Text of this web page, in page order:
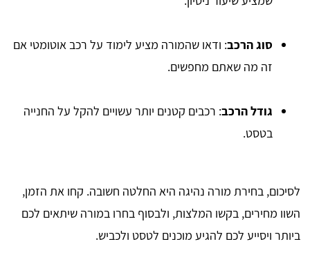
סוג הרכב: ודאו שהמורה מציע לימוד על רכב אוטומטי אם
זה מה שאתם מחפשים.
גודל הרכב: רכבים קטנים יותר עשויים להקל על החנייה
בטסט.
לסיכום, בחירת מורה נהיגה היא החלטה חשובה. קחו את הזמן,
השוו מחירים, בקשו המלצות, ולבסוף בחרו במורה שיתאים לכם
ביותר ויסייע לכם להגיע מוכנים לטסט ולכביש.